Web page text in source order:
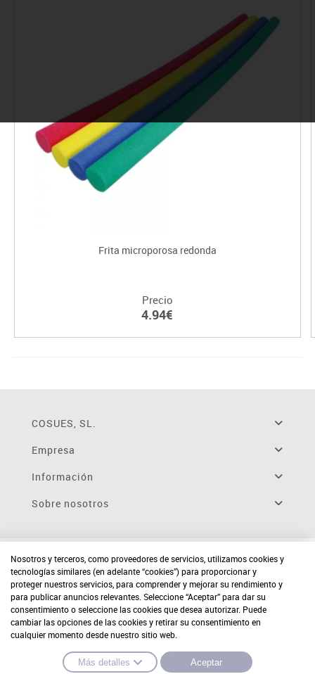
Frita microporosa redonda
Precio
4.94€
COSUES, SL.
Empresa
Información
Sobre nosotros
Nosotros y terceros, como proveedores de servicios, utilizamos cookies y
tecnologías similares (en adelante “cookies”) para proporcionar y
proteger nuestros servicios, para comprender y mejorar su rendimiento y
para publicar anuncios relevantes. Seleccione “Aceptar” para dar su
consentimiento o seleccione las cookies que desea autorizar. Puede
cambiar las opciones de las cookies y retirar su consentimiento en
cualquier momento desde nuestro sitio web.
Más detalles Aceptar